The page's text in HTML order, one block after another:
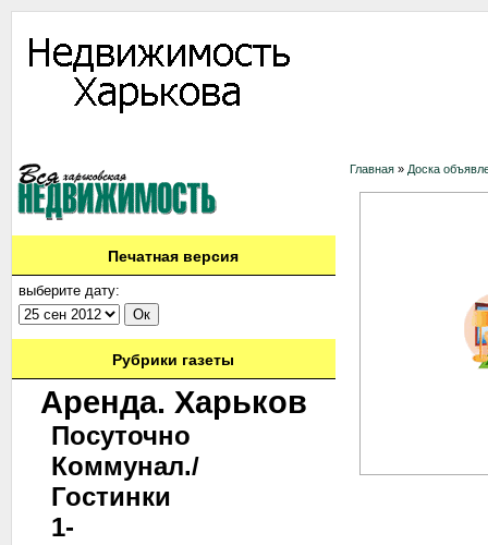
Печатная версия
выберите дату:
Рубрики газеты
Аренда. Харьков
Посуточно
Коммунал./
Гостинки
1-
Главная » Доска